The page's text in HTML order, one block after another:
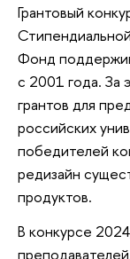
Грантовый
Фонд
с 2001 года. За
грантов для
российских
победителей
редизайн
продуктов.
В конкурсе